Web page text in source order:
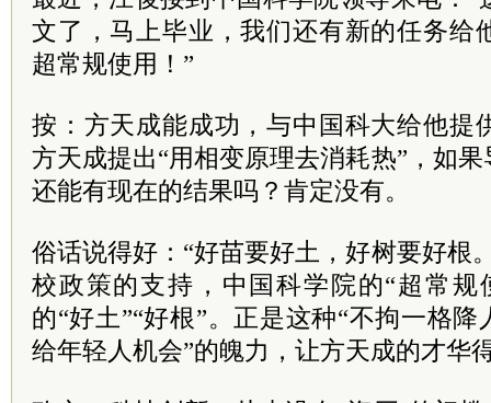
文了，马上毕业，我们还有新的任务给
超常规使用！”
按：方天成能成功，与中国科大给他提
方天成提出“用相变原理去消耗热”，如
还能有现在的结果吗？肯定没有。
俗话说得好：“好苗要好土，好树要好根
校政策的支持，中国科学院的“超常规
的“好土”“好根”。正是这种“不拘一格
给年轻人机会”的魄力，让方天成的才华